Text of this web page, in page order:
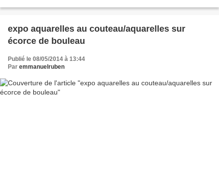
expo aquarelles au couteau/aquarelles sur
écorce de bouleau
Publié le 08/05/2014 à 13:44
Par emmanuelruben